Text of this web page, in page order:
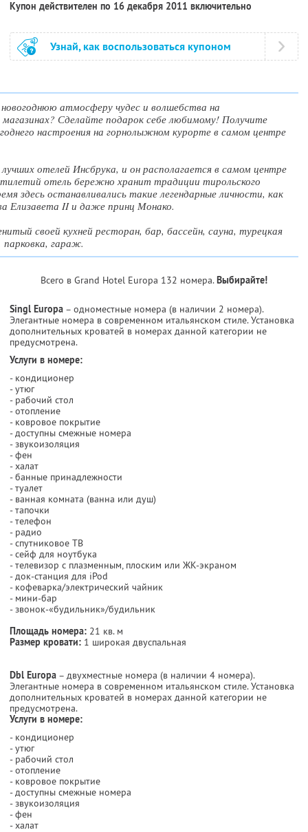
Купон действителен по 16 декабря 2011 включительно
Узнай, как воспользоваться купоном
атмосферу чудес и волшебства на
Сделайте подарок себе любимому! Получите
настроения на горнолыжном курорте в самом центре
отелей Инсбрука, и он располагается в самом центре
отель бережно хранит традиции тирольского
здесь останавливались такие легендарные личности, как
Елизавета II и даже принц Монако.
своей кухней ресторан, бар, бассейн, сауна, турецкая
парковка, гараж.
Всего в Grand Hotel Europa 132 номера.Выбирайте!
Singl Europa – одноместные номера (в наличии 2 номера).
Элегантные номера в современном итальянском стиле. Установка
дополнительных кроватей в номерах данной категории не
предусмотрена.
Услуги в номере:
- кондиционер
- утюг
- рабочий стол
- отопление
- ковровое покрытие
- доступны смежные номера
- звукоизоляция
- фен
- халат
- банные принадлежности
- туалет
- ванная комната (ванна или душ)
- тапочки
- телефон
- радио
- спутниковое ТВ
- сейф для ноутбука
- телевизор с плазменным, плоским или ЖК-экраном
- док-станция для iPod
- кофеварка/электрический чайник
- мини-бар
- звонок-«будильник»/будильник
Площадь номера: 21 кв. м
Размер кровати: 1 широкая двуспальная
Dbl Europa – двухместные номера (в наличии 4 номера).
Элегантные номера в современном итальянском стиле. Установка
дополнительных кроватей в номерах данной категории не
предусмотрена.
Услуги в номере:
- кондиционер
- утюг
- рабочий стол
- отопление
- ковровое покрытие
- доступны смежные номера
- звукоизоляция
- фен
- халат